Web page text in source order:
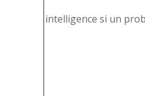
intelligence si un